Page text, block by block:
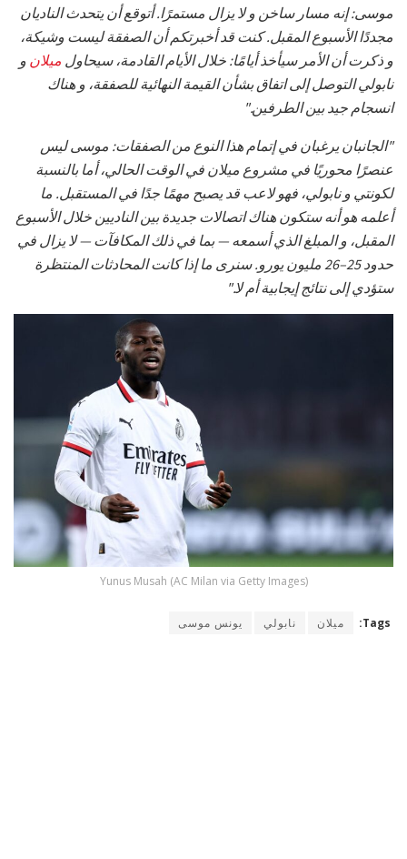
موسى: إنه مسار ساخن و لا يزال مستمرًا. أتوقع أن يتحدث الناديان
مجددًا الأسبوع المقبل. كنت قد أخبرتكم أن الصفقة ليست وشيكة،
و ذكرت أن الأمر سيأخذ أيامًا: خلال الأيام القادمة، سيحاول ميلان و
نابولي التوصل إلى اتفاق بشأن القيمة النهائية للصفقة، و هناك
انسجام جيد بين الطرفين."
"الجانبان يرغبان في إتمام هذا النوع من الصفقات: موسى ليس
عنصرًا محوريًا في مشروع ميلان في الوقت الحالي، أما بالنسبة
لكونتي و نابولي، فهو لاعب قد يصبح مهمًا جدًا في المستقبل. ما
أعلمه هو أنه ستكون هناك اتصالات جديدة بين الناديين خلال الأسبوع
المقبل، و المبلغ الذي أسمعه — بما في ذلك المكافآت — لا يزال في
حدود 25–26 مليون يورو. سنرى ما إذا كانت المحادثات المنتظرة
ستؤدي إلى نتائج إيجابية أم لا."
Yunus Musah (AC Milan via Getty Images)
Tags: ميلان نابولي يونس موسى